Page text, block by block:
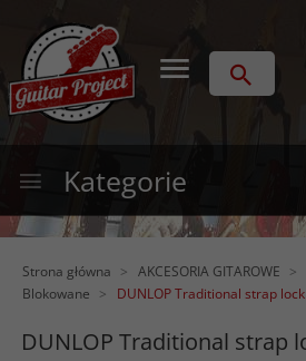
Kategorie
Strona główna AKCESORIA GITAROWE
Blokowane
DUNLOP Traditional strap
DUNLOP Traditional strap